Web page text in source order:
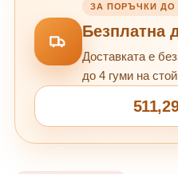
ЗА ПОРЪЧКИ ДО
Безплатна
Доставката е
до 4 гуми на